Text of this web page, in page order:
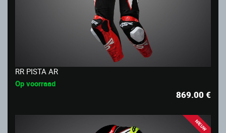
RR PISTA AR
Op voorraad
869.00€
NIEUW